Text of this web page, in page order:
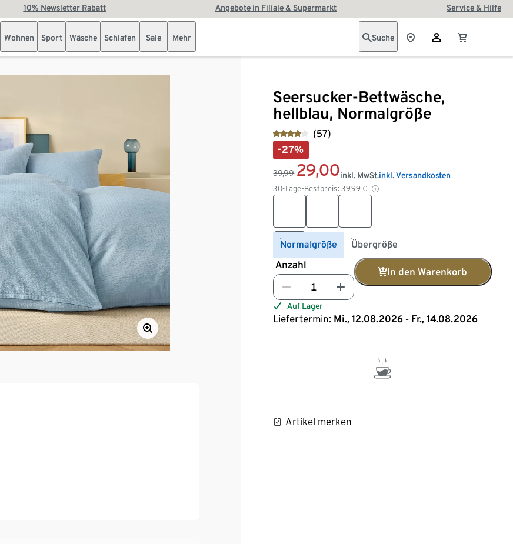
10% Newsletter Rabatt Angebote in Filiale & Supermarkt Service & Hilfe
Wohnen Sport Wäsche Schlafen Sale Mehr Suche
Seersucker-Bettwäsche,
hellblau, Normalgröße
(57)
-27%
39,99 29,00
30-Tage-Bestpreis: 39,99 €
inkl. MwSt.inkl. Versandkosten
Normalgröße Übergröße
Anzahl
In den Warenkorb
Auf Lager
Liefertermin: Mi., 12.08.2026 - Fr., 14.08.2026
Artikel merken